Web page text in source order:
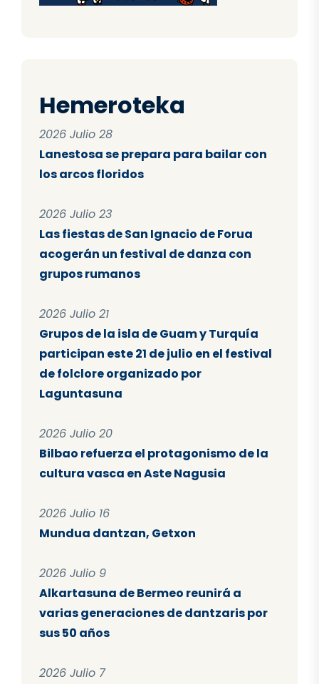
Hemeroteka
2026 Julio 28
Lanestosa se prepara para bailar con
los arcos floridos
2026 Julio 23
Las fiestas de San Ignacio de Forua
acogerán un festival de danza con
grupos rumanos
2026 Julio 21
Grupos de la isla de Guam y Turquía
participan este 21 de julio en el festival
de folclore organizado por
Laguntasuna
2026 Julio 20
Bilbao refuerza el protagonismo de la
cultura vasca en Aste Nagusia
2026 Julio 16
Mundua dantzan, Getxon
2026 Julio 9
Alkartasuna de Bermeo reunirá a
varias generaciones de dantzaris por
sus 50 años
2026 Julio 7